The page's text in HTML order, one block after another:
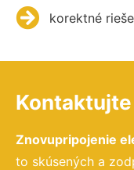
korektné
Znovupripojenie
to skúsených a